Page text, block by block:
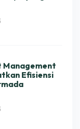
Management
Efisiensi